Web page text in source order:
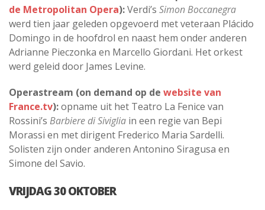
de Metropolitan Opera):Verdi’s Simon Boccanegra
werd tien jaar geleden opgevoerd met veteraan Plácido
Domingo in de hoofdrol en naast hem onder anderen
Adrianne Pieczonka en Marcello Giordani. Het orkest
werd geleid door James Levine.
Operastream (on demand op de website van
France.tv):opname uit het Teatro La Fenice van
Rossini’s Barbiere di Siviglia in een regie van Bepi
Morassi en met dirigent Frederico Maria Sardelli.
Solisten zijn onder anderen Antonino Siragusa en
Simone del Savio.
VRIJDAG 30 OKTOBER